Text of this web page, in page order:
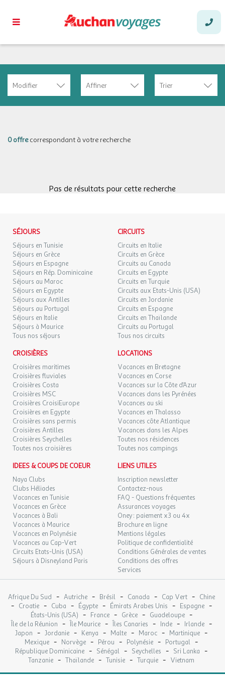
Modifier Affiner Trier
0 offrecorrespondant à votre recherche
Pas de résultats pour cette recherche
SÉJOURS
Séjours en Tunisie
Séjours en Grèce
Séjours en Espagne
Séjours en Rép. Dominicaine
Séjours au Maroc
Séjours en Egypte
Séjours aux Antilles
Séjours au Portugal
Séjours en Italie
Séjours à Maurice
Tous nos séjours
CIRCUITS
Circuits en Italie
Circuits en Grèce
Circuits au Canada
Circuits en Egypte
Circuits en Turquie
Circuits aux Etats-Unis (USA)
Circuits en Jordanie
Circuits en Espagne
Circuits en Thaïlande
Circuits au Portugal
Tous nos circuits
CROISIÈRES
Croisières maritimes
Croisières fluviales
Croisières Costa
Croisières MSC
Croisières CroisiEurope
Croisières en Egypte
Croisières sans permis
Croisières Antilles
Croisières Seychelles
Toutes nos croisières
LOCATIONS
Vacances en Bretagne
Vacances en Corse
Vacances sur la Côte d'Azur
Vacances dans les Pyrénées
Vacances au ski
Vacances en Thalasso
Vacances côte Atlantique
Vacances dans les Alpes
Toutes nos résidences
Toutes nos campings
IDEES & COUPS DE COEUR
Naya Clubs
Clubs Héliades
Vacances en Tunisie
Vacances en Grèce
Vacances à Bali
Vacances à Maurice
Vacances en Polynésie
Vacances au Cap-Vert
Circuits Etats-Unis (USA)
Séjours à Disneyland Paris
LIENS UTILES
Inscription newsletter
Contactez-nous
FAQ - Questions fréquentes
Assurances voyages
Oney : paiement x3 ou 4x
Brochure en ligne
Mentions légales
Politique de confidentialité
Conditions Générales de ventes
Conditions des offres
Services
Afrique Du Sud - Autriche - Brésil - Canada - Cap Vert - Chine
- Croatie - Cuba - Égypte - Émirats Arabes Unis - Espagne -
États-Unis (USA) - France - Grèce - Guadeloupe -
Île de la Réunion - Île Maurice - Îles Canaries - Inde - Irlande -
Japon - Jordanie - Kenya - Malte - Maroc - Martinique -
Mexique - Norvège - Pérou - Polynésie - Portugal -
République Dominicaine - Sénégal - Seychelles - Sri Lanka -
Tanzanie - Thaïlande - Tunisie - Turquie - Vietnam